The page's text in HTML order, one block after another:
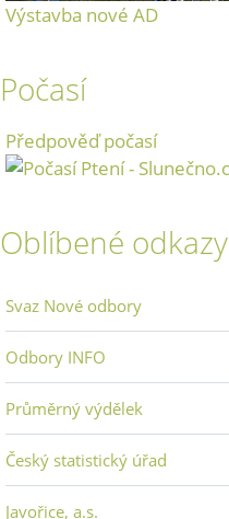
Výstavba nové AD
Počasí
Předpověď počasí
Oblíbené odkazy
Svaz Nové odbory
Odbory INFO
Průměrný výdělek
Český statistický úřad
Javořice, a.s.